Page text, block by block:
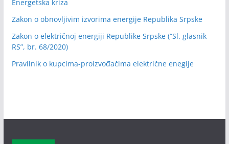
Energetska kriza
Zakon o obnovljivim izvorima energije Republika Srpske
Zakon o električnoj energiji Republike Srpske (“Sl. glasnik
RS”, br. 68/2020)
Pravilnik o kupcima-proizvođačima električne enegije